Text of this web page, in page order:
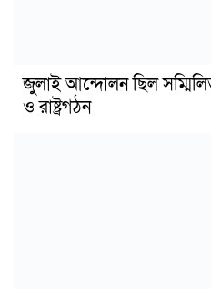
জুলাই আন্দোলন ছিল
ও রাষ্ট্রগঠন